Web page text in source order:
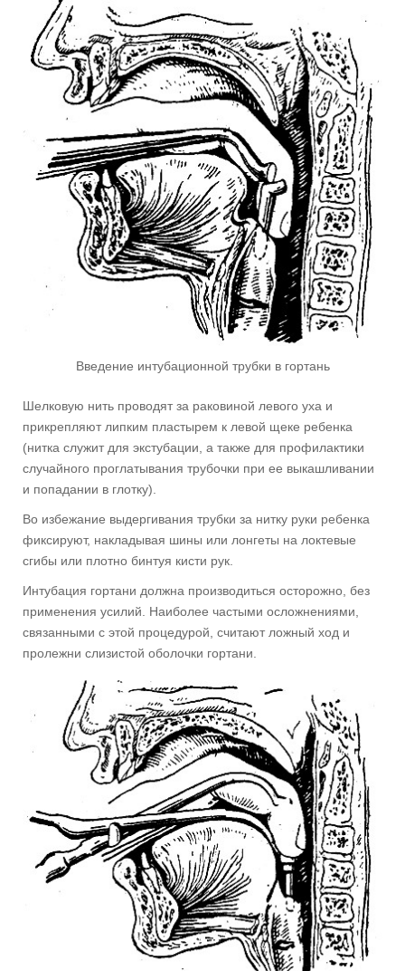
Введение интубационной трубки в гортань
Шелковую нить проводят за раковиной левого уха и
прикрепляют липким пластырем к левой щеке ребенка
(нитка служит для экстубации, а также для профилактики
случайного проглатывания трубочки при ее выкашливании
и попадании в глотку).
Во избежание выдергивания трубки за нитку руки ребенка
фиксируют, накладывая шины или лонгеты на локтевые
сгибы или плотно бинтуя кисти рук.
Интубация гортани должна производиться осторожно, без
применения усилий. Наиболее частыми осложнениями,
связанными с этой процедурой, считают ложный ход и
пролежни слизистой оболочки гортани.